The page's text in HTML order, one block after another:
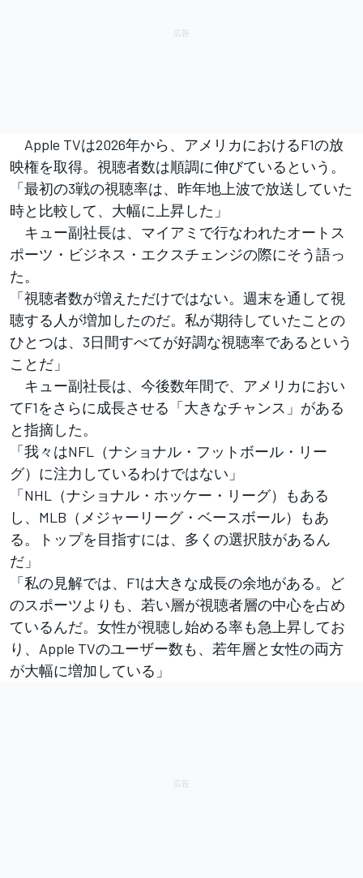
Apple TVは2026年から、アメリカにおけるF1の放
映権を取得。視聴者数は順調に伸びているという。
「最初の3戦の視聴率は、昨年地上波で放送していた
時と比較して、大幅に上昇した」
キュー副社長は、マイアミで行なわれたオートス
ポーツ・ビジネス・エクスチェンジの際にそう語っ
た。
「視聴者数が増えただけではない。週末を通して視
聴する人が増加したのだ。私が期待していたことの
ひとつは、3日間すべてが好調な視聴率であるという
ことだ」
キュー副社長は、今後数年間で、アメリカにおい
てF1をさらに成長させる「大きなチャンス」がある
と指摘した。
「我々はNFL（ナショナル・フットボール・リー
グ）に注力しているわけではない」
「NHL（ナショナル・ホッケー・リーグ）もある
し、MLB（メジャーリーグ・ベースボール）もあ
る。トップを目指すには、多くの選択肢があるん
だ」
「私の見解では、F1は大きな成長の余地がある。ど
のスポーツよりも、若い層が視聴者層の中心を占め
ているんだ。女性が視聴し始める率も急上昇してお
り、Apple TVのユーザー数も、若年層と女性の両方
が大幅に増加している」